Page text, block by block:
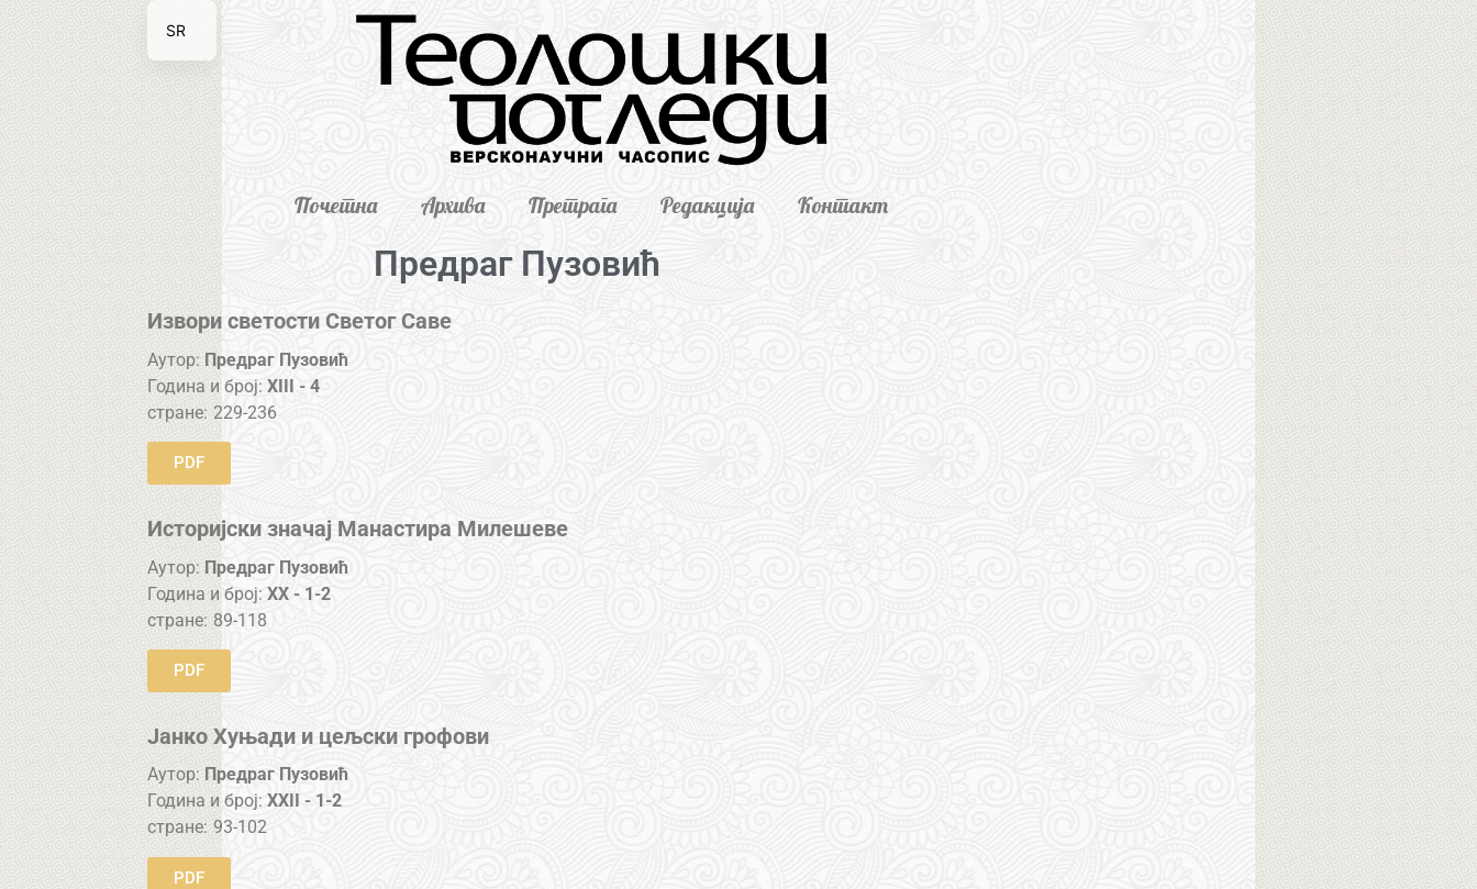
Почетна Архива Претрага Редакција Контакт
Предраг Пузовић
Извори светости Светог Саве
Аутор: Предраг Пузовић
Година и број:XIII - 4
стране: 229-236
PDF
Историјски значај Манастира Милешеве
Аутор: Предраг Пузовић
Година и број:XX - 1-2
стране: 89-118
PDF
Јанко Хуњади и цељски грофови
Аутор: Предраг Пузовић
Година и број:XXII - 1-2
стране: 93-102
PDF
SR
EN